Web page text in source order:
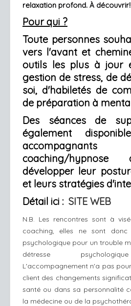
relaxation profond. À découvrir!
Pour qui ?
Toute personnes
vers l'avant et
outils les plus à jour
gestion de stress, de
soi, d'habiletés de
de préparation à
Des séances de
également
coaching/
développer leur
et leurs stratégies
Détail ici : SITE WEB
N.B. Les rencontres sont à
coaching, elles ne sont
psychologique pour un trouble
détresse
L'accompagnement n'a pas
client des changements
santé ou dans sa personnalité
la médecine ou de la